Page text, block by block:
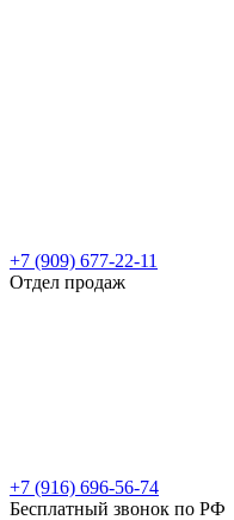
+7 (909) 677-22-11
Отдел продаж
+7 (916) 696-56-74
Бесплатный звонок по РФ